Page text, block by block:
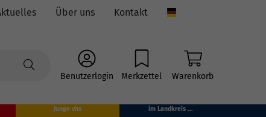
Über uns Kontakt
Benutzerlogin Merkzettel Warenkorb
Junge vhs im Landkreis ...